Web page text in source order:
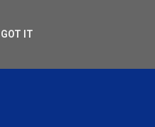
GOT IT